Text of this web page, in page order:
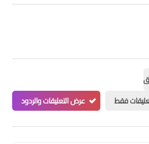
فقط
عرض التعليقات والردود